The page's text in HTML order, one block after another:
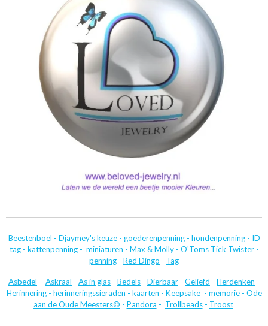
Beestenboel - Djaymey's keuze- goederenpenning- hondenpenning- ID
tag- kattenpenning- miniaturen - Max & Molly- O'Toms Tick Twister-
penning - Red Dingo - Tag
Asbedel - Askraal - As in glas - Bedels - Dierbaar - Geliefd - Herdenken -
Herinnering- herinneringssieraden - kaarten - Keepsake- memorie- Ode
aan de Oude Meesters© - Pandora - Trollbeads- Troost